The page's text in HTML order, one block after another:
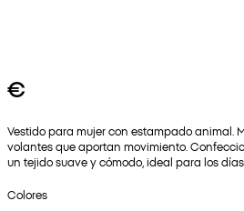
€
Vestido para mujer con estampado animal.
volantes que aportan movimiento.
un tejido suave y cómodo, ideal para los
Colores